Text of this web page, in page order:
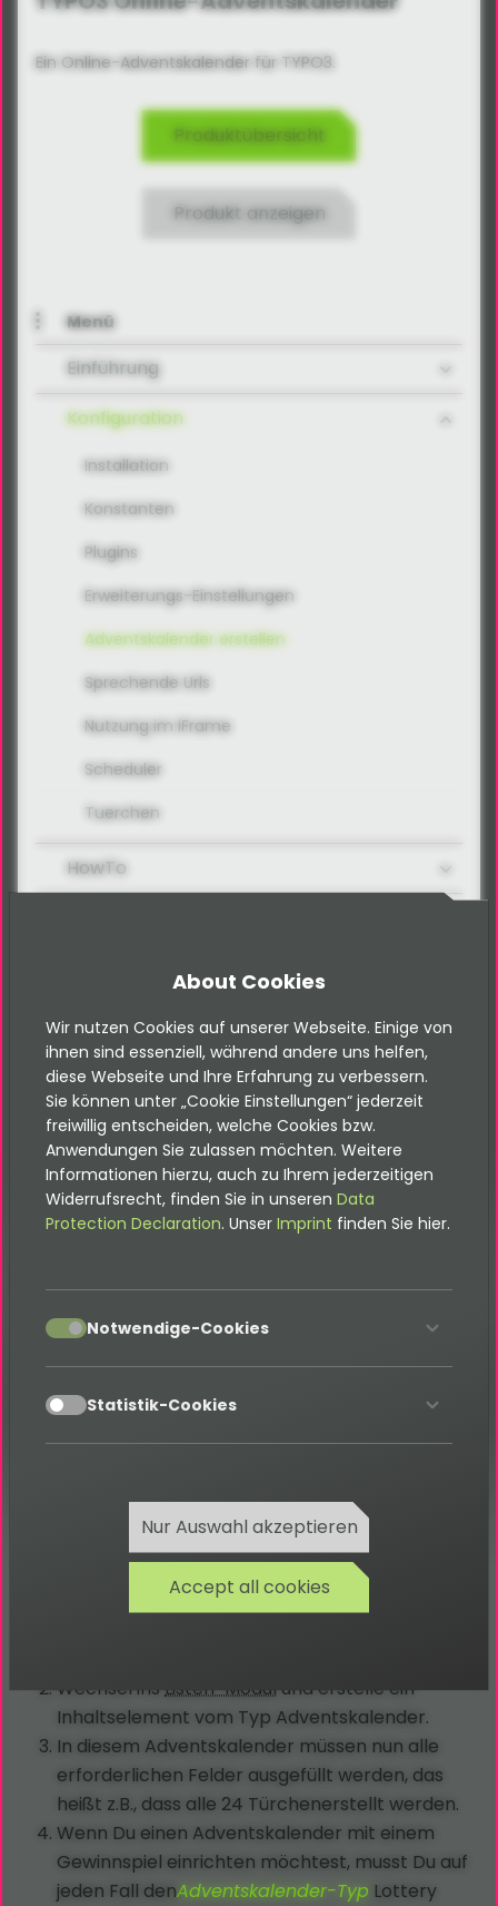
Dokumentation auf die neuste Version
ältere Version eingesetzt wird, kann
diese abweichen. Die jeweils passende
Dokumentation befindet sich im
Erstellung derDatensätze
Wechsel insListen-Modulund erstelle ein
Inhaltselement vom Typ Adventskalender.
In diesem Adventskalender müssen nun alle
erforderlichen Felder ausgefüllt werden, das
heißt z.B., dass alle 24 Türchenerstellt werden.
Wenn Du einen Adventskalender mit einem
Gewinnspiel einrichten möchtest, musst Du auf
jeden Fall denAdventskalender-Typ Lottery
Ein Online-Adventskalender für TYPO3.
Produktübersicht
Produkt anzeigen
Menü
Einführung
Konfiguration
Installation
Konstanten
Plugins
Erweiterungs-Einstellungen
Adventskalender erstellen
Sprechende Urls
Nutzung im iFrame
Scheduler
Tuerchen
HowTo
Developer
FAQ
Kontakt
About Cookies
Wir nutzen Cookies auf unserer Webseite. Einige von
ihnen sind essenziell, während andere uns helfen,
diese Webseite und Ihre Erfahrung zu verbessern.
Sie können unter „Cookie Einstellungen“ jederzeit
freiwillig entscheiden, welche Cookies bzw.
Anwendungen Sie zulassen möchten. Weitere
Informationen hierzu, auch zu Ihrem jederzeitigen
Widerrufsrecht, finden Sie in unseren Data
Protection Declaration. Unser Imprint finden Sie hier.
accept Notwendige-Cookies
accept Statistik-Cookies
Nur Auswahl akzeptieren
Accept all cookies